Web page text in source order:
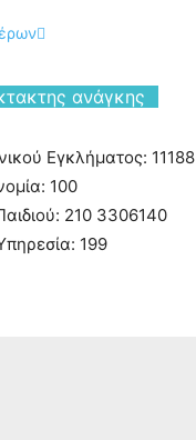
ανάγκης
Εγκλήματος: 11188
100
210 3306140
199